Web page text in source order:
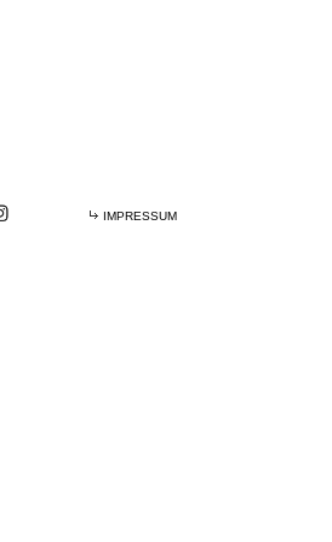
IMPRESSUM